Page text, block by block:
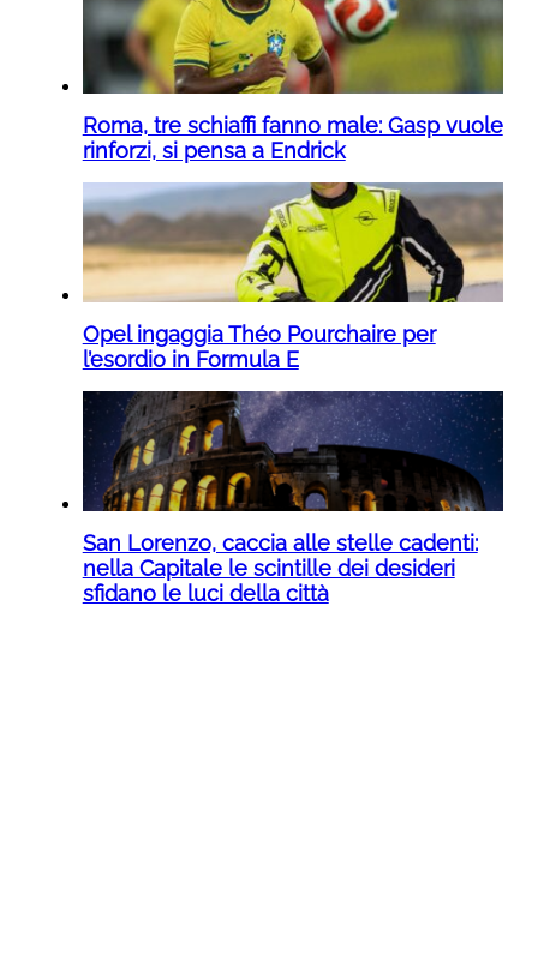
Roma, tre schiaffi fanno male: Gasp vuole
rinforzi, si pensa a Endrick
Opel ingaggia Théo Pourchaire per
l’esordio in Formula E
San Lorenzo, caccia alle stelle cadenti:
nella Capitale le scintille dei desideri
sfidano le luci della città